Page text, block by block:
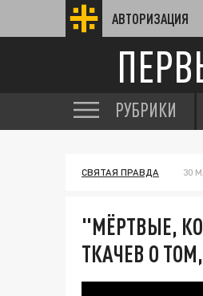
АВТОРИЗАЦИЯ
РУБРИКИ
СВЯТАЯ ПРАВДА 30
"МЁРТВЫЕ,
ТКАЧЕВ О